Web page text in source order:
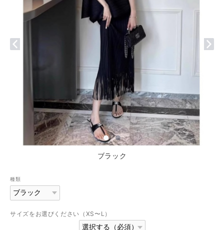
ブラック
種類
サイズをお選びください（XS〜L）